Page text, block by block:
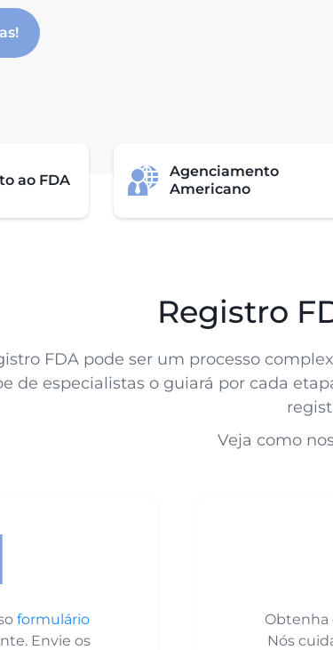
ao FDA
Agenciamento
Americano
Registro
FDA pode ser um processo
de especialistas o guiará por cada
Veja como
formulário
Envie os
Obtenha
Nós